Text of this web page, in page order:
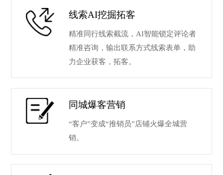
线索AI挖掘拓客
精准同行线索截流，AI智能锁定评论者
精准咨询，输出联系方式线索表单，助
力企业获客，拓客。
同城爆客营销
“客户”变成“推销员”店铺火爆全城营
销。